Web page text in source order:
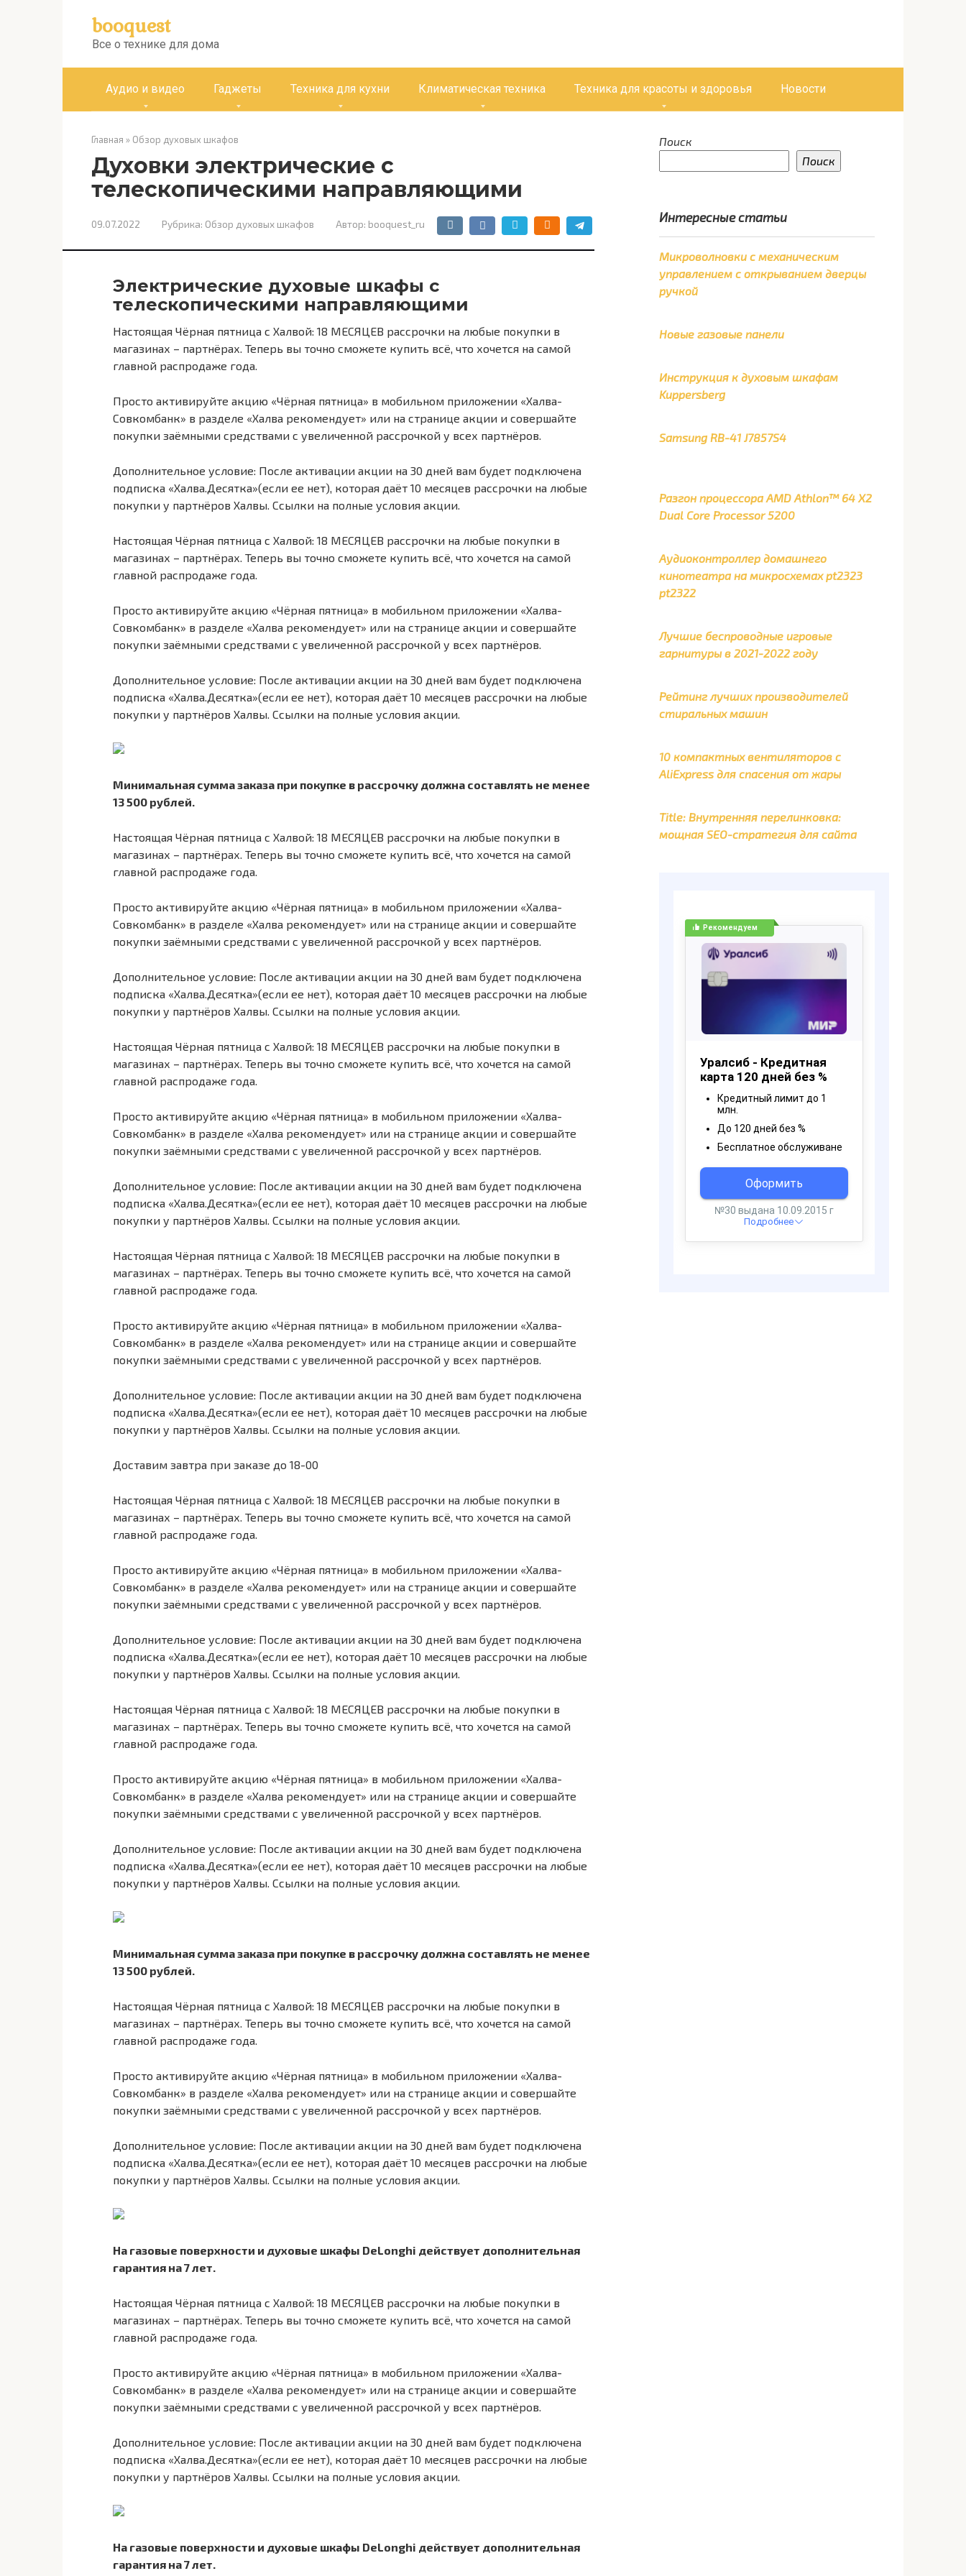
booquest
Все о технике для дома
Аудио и видео Гаджеты Техника для кухни Климатическая техника Техника для красоты и здоровья Новости
Главная » Обзор духовых шкафов
Духовки электрические с
телескопическими направляющими
09.07.2022 Рубрика: Обзор духовых шкафов Автор: booquest_ru
Электрические духовые шкафы с
телескопическими направляющими
Настоящая Чёрная пятница с Халвой: 18 МЕСЯЦЕВ рассрочки на любые покупки в
магазинах – партнёрах. Теперь вы точно сможете купить всё, что хочется на самой
главной распродаже года.
Просто активируйте акцию «Чёрная пятница» в мобильном приложении «Халва-
Совкомбанк» в разделе «Халва рекомендует» или на странице акции и совершайте
покупки заёмными средствами с увеличенной рассрочкой у всех партнёров.
Дополнительное условие: После активации акции на 30 дней вам будет подключена
подписка «Халва.Десятка»(если ее нет), которая даёт 10 месяцев рассрочки на любые
покупки у партнёров Халвы. Ссылки на полные условия акции.
Настоящая Чёрная пятница с Халвой: 18 МЕСЯЦЕВ рассрочки на любые покупки в
магазинах – партнёрах. Теперь вы точно сможете купить всё, что хочется на самой
главной распродаже года.
Просто активируйте акцию «Чёрная пятница» в мобильном приложении «Халва-
Совкомбанк» в разделе «Халва рекомендует» или на странице акции и совершайте
покупки заёмными средствами с увеличенной рассрочкой у всех партнёров.
Дополнительное условие: После активации акции на 30 дней вам будет подключена
подписка «Халва.Десятка»(если ее нет), которая даёт 10 месяцев рассрочки на любые
покупки у партнёров Халвы. Ссылки на полные условия акции.
Минимальная сумма заказа при покупке в рассрочку должна составлять не менее
13 500 рублей.
Настоящая Чёрная пятница с Халвой: 18 МЕСЯЦЕВ рассрочки на любые покупки в
магазинах – партнёрах. Теперь вы точно сможете купить всё, что хочется на самой
главной распродаже года.
Просто активируйте акцию «Чёрная пятница» в мобильном приложении «Халва-
Совкомбанк» в разделе «Халва рекомендует» или на странице акции и совершайте
покупки заёмными средствами с увеличенной рассрочкой у всех партнёров.
Дополнительное условие: После активации акции на 30 дней вам будет подключена
подписка «Халва.Десятка»(если ее нет), которая даёт 10 месяцев рассрочки на любые
покупки у партнёров Халвы. Ссылки на полные условия акции.
Настоящая Чёрная пятница с Халвой: 18 МЕСЯЦЕВ рассрочки на любые покупки в
магазинах – партнёрах. Теперь вы точно сможете купить всё, что хочется на самой
главной распродаже года.
Просто активируйте акцию «Чёрная пятница» в мобильном приложении «Халва-
Совкомбанк» в разделе «Халва рекомендует» или на странице акции и совершайте
покупки заёмными средствами с увеличенной рассрочкой у всех партнёров.
Дополнительное условие: После активации акции на 30 дней вам будет подключена
подписка «Халва.Десятка»(если ее нет), которая даёт 10 месяцев рассрочки на любые
покупки у партнёров Халвы. Ссылки на полные условия акции.
Настоящая Чёрная пятница с Халвой: 18 МЕСЯЦЕВ рассрочки на любые покупки в
магазинах – партнёрах. Теперь вы точно сможете купить всё, что хочется на самой
главной распродаже года.
Просто активируйте акцию «Чёрная пятница» в мобильном приложении «Халва-
Совкомбанк» в разделе «Халва рекомендует» или на странице акции и совершайте
покупки заёмными средствами с увеличенной рассрочкой у всех партнёров.
Дополнительное условие: После активации акции на 30 дней вам будет подключена
подписка «Халва.Десятка»(если ее нет), которая даёт 10 месяцев рассрочки на любые
покупки у партнёров Халвы. Ссылки на полные условия акции.
Доставим завтра при заказе до 18-00
Настоящая Чёрная пятница с Халвой: 18 МЕСЯЦЕВ рассрочки на любые покупки в
магазинах – партнёрах. Теперь вы точно сможете купить всё, что хочется на самой
главной распродаже года.
Просто активируйте акцию «Чёрная пятница» в мобильном приложении «Халва-
Совкомбанк» в разделе «Халва рекомендует» или на странице акции и совершайте
покупки заёмными средствами с увеличенной рассрочкой у всех партнёров.
Дополнительное условие: После активации акции на 30 дней вам будет подключена
подписка «Халва.Десятка»(если ее нет), которая даёт 10 месяцев рассрочки на любые
покупки у партнёров Халвы. Ссылки на полные условия акции.
Настоящая Чёрная пятница с Халвой: 18 МЕСЯЦЕВ рассрочки на любые покупки в
магазинах – партнёрах. Теперь вы точно сможете купить всё, что хочется на самой
главной распродаже года.
Просто активируйте акцию «Чёрная пятница» в мобильном приложении «Халва-
Совкомбанк» в разделе «Халва рекомендует» или на странице акции и совершайте
покупки заёмными средствами с увеличенной рассрочкой у всех партнёров.
Дополнительное условие: После активации акции на 30 дней вам будет подключена
подписка «Халва.Десятка»(если ее нет), которая даёт 10 месяцев рассрочки на любые
покупки у партнёров Халвы. Ссылки на полные условия акции.
Минимальная сумма заказа при покупке в рассрочку должна составлять не менее
13 500 рублей.
Настоящая Чёрная пятница с Халвой: 18 МЕСЯЦЕВ рассрочки на любые покупки в
магазинах – партнёрах. Теперь вы точно сможете купить всё, что хочется на самой
главной распродаже года.
Просто активируйте акцию «Чёрная пятница» в мобильном приложении «Халва-
Совкомбанк» в разделе «Халва рекомендует» или на странице акции и совершайте
покупки заёмными средствами с увеличенной рассрочкой у всех партнёров.
Дополнительное условие: После активации акции на 30 дней вам будет подключена
подписка «Халва.Десятка»(если ее нет), которая даёт 10 месяцев рассрочки на любые
покупки у партнёров Халвы. Ссылки на полные условия акции.
На газовые поверхности и духовые шкафы DeLonghi действует дополнительная
гарантия на 7 лет.
Настоящая Чёрная пятница с Халвой: 18 МЕСЯЦЕВ рассрочки на любые покупки в
магазинах – партнёрах. Теперь вы точно сможете купить всё, что хочется на самой
главной распродаже года.
Просто активируйте акцию «Чёрная пятница» в мобильном приложении «Халва-
Совкомбанк» в разделе «Халва рекомендует» или на странице акции и совершайте
покупки заёмными средствами с увеличенной рассрочкой у всех партнёров.
Дополнительное условие: После активации акции на 30 дней вам будет подключена
подписка «Халва.Десятка»(если ее нет), которая даёт 10 месяцев рассрочки на любые
покупки у партнёров Халвы. Ссылки на полные условия акции.
На газовые поверхности и духовые шкафы DeLonghi действует дополнительная
гарантия на 7 лет.
Поиск
Поиск
Интересные статьи
Микроволновки с механическим
управлением с открыванием дверцы
ручкой
Новые газовые панели
Инструкция к духовым шкафам
Kuppersberg
Samsung RB-41 J7857S4
Разгон процессора AMD Athlon™ 64 X2
Dual Core Processor 5200
Аудиоконтроллер домашнего
кинотеатра на микросхемах pt2323
pt2322
Лучшие беспроводные игровые
гарнитуры в 2021-2022 году
Рейтинг лучших производителей
стиральных машин
10 компактных вентиляторов с
AliExpress для спасения от жары
Title: Внутренняя перелинковка:
мощная SEO-стратегия для сайта